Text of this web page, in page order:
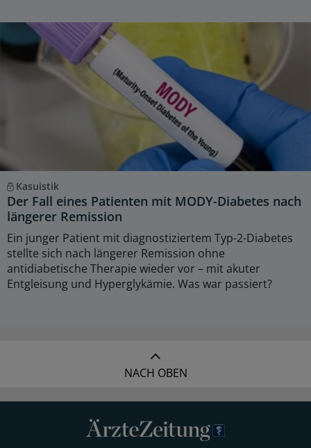
Kasuistik
Der Fall eines Patienten mit MODY-Diabetes nach
längerer Remission
Ein junger Patient mit diagnostiziertem Typ-2-Diabetes
stellte sich nach längerer Remission ohne
antidiabetische Therapie wieder vor – mit akuter
Entgleisung und Hyperglykämie. Was war passiert?
NACH OBEN